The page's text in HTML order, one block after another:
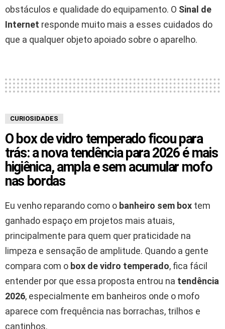
obstáculos e qualidade do equipamento. O Sinal de
Internet responde muito mais a esses cuidados do
que a qualquer objeto apoiado sobre o aparelho.
CURIOSIDADES
O box de vidro temperado ficou para
trás: a nova tendência para 2026 é mais
higiênica, ampla e sem acumular mofo
nas bordas
Eu venho reparando como o banheiro sem box tem
ganhado espaço em projetos mais atuais,
principalmente para quem quer praticidade na
limpeza e sensação de amplitude. Quando a gente
compara com o box de vidro temperado, fica fácil
entender por que essa proposta entrou na tendência
2026, especialmente em banheiros onde o mofo
aparece com frequência nas borrachas, trilhos e
cantinhos.